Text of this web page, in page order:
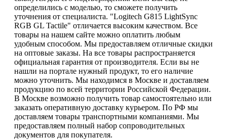
определились с моделью, то сможете получить
уточнения от специалиста. "Logitech G815 LightSync
RGB GL Tactile" отличается высоким качеством. Все
товары на нашем сайте можно оплатить любым
удобным способом. Мы предоставляем отличные скидки
на оптовые заказы. На все товары распространяется
официальная гарантия от производителя. Если вы не
нашли на портале нужный продукт, то его наличие
можно уточнить. Мы находимся в Москве и доставляем
продукцию по всей территории Российской Федерации.
В Москве возможно получить товар самостоятельно или
заказать оперативную доставку курьером. По РФ мы
доставляем товары транспортными компаниями. Мы
предоставляем полный набор сопроводительных
документов для покупателя.